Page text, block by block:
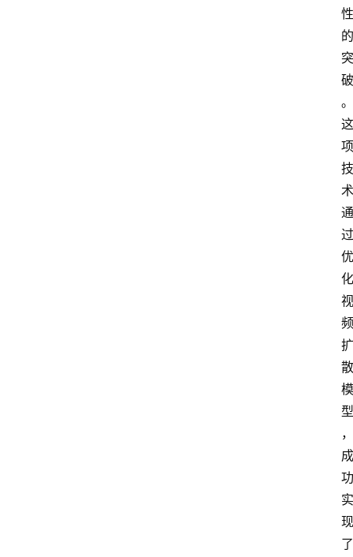
性
的
突
破
。
这
项
技
术
通
过
优
化
视
频
扩
散
模
型
，
成
功
实
现
了